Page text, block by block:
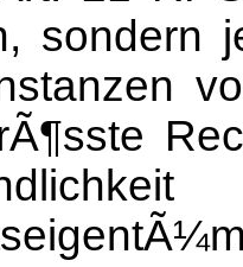
sondern